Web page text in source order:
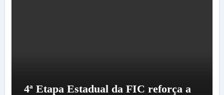
4ª Etapa Estadual da FIC reforça a